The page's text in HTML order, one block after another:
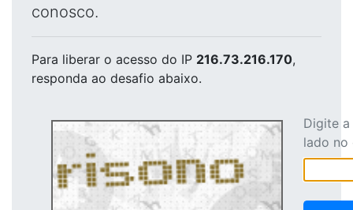
conosco.
Para liberar o acesso do IP 216.73.216.170,
responda ao desafio abaixo.
Digite
lado no